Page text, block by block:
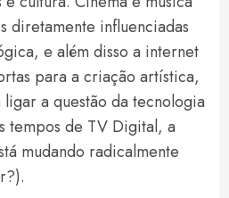
diretamente influenciadas
e além disso a internet
para a criação artística,
a questão da tecnologia
tempos de TV Digital, a
mudando radicalmente